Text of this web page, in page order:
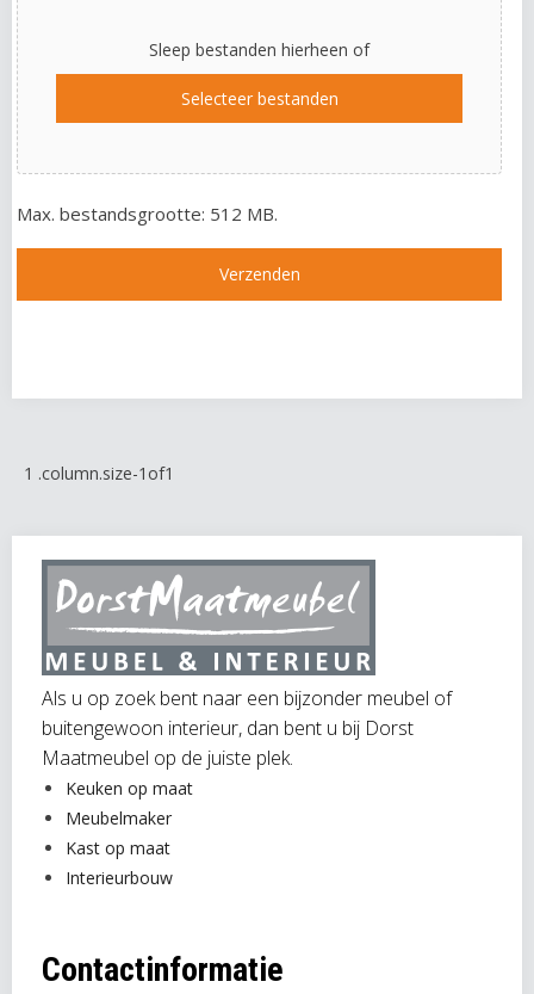
Sleep bestanden hierheen of
Selecteer bestanden
Max. bestandsgrootte: 512 MB.
Als u op zoek bent naar een bijzonder meubel of
buitengewoon interieur, dan bent u bij Dorst
Maatmeubel op de juiste plek.
Keuken op maat
Meubelmaker
Kast op maat
Interieurbouw
Contactinformatie